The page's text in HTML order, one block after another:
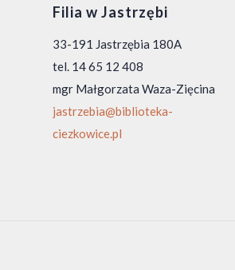
Filia w Jastrzębi
33-191 Jastrzębia 180A
tel. 14 65 12 408
mgr Małgorzata Waza-Zięcina
jastrzebia@biblioteka-
ciezkowice.pl